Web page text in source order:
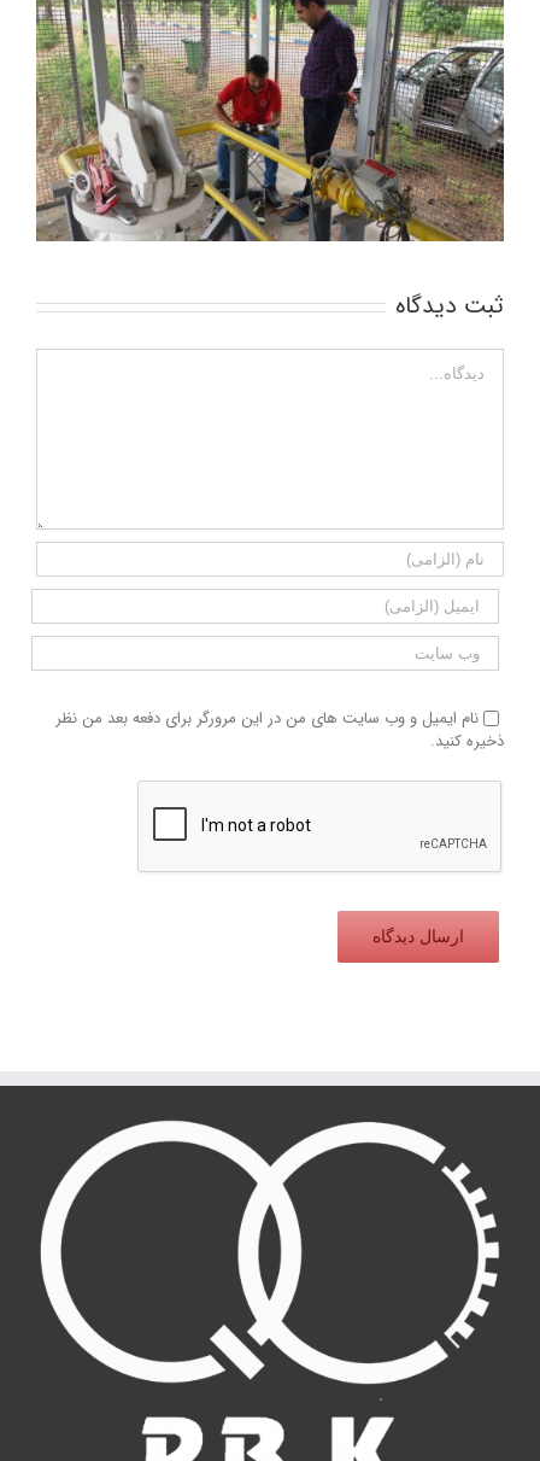
ثبت ديدگاه
دیدگاه
نام ایمیل و وب سایت های من در این مرورگر برای دفعه بعد من نظر
ذخیره کنید.